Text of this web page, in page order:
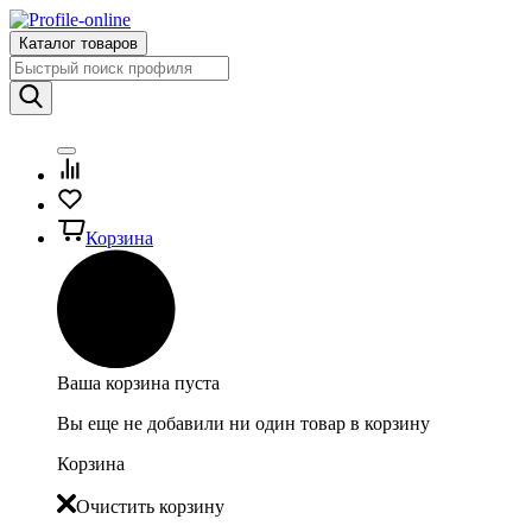
Каталог товаров
Корзина
Ваша корзина пуста
Вы еще не добавили ни один товар в корзину
Корзина
Очистить корзину